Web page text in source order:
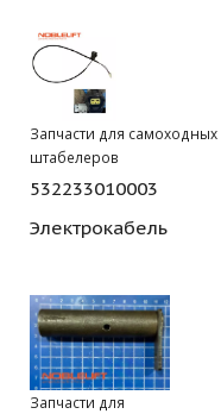
Запчасти для самоходных
штабелеров
532233010003
Электрокабель
Запчасти для